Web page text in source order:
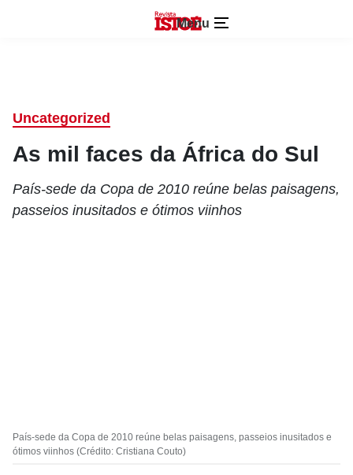
Menu
Uncategorized
As mil faces da África do Sul
País-sede da Copa de 2010 reúne belas paisagens,
passeios inusitados e ótimos viinhos
País-sede da Copa de 2010 reúne belas paisagens, passeios inusitados e
ótimos viinhos (Crédito: Cristiana Couto)